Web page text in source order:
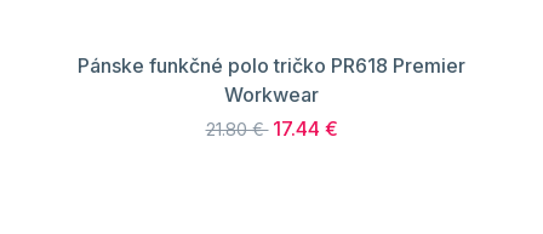
Pánske funkčné polo tričko PR618 Premier
Workwear
21.80 € 17.44 €